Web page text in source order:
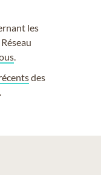
les
des